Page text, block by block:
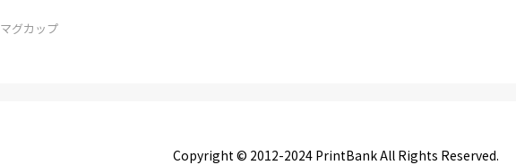
マグカップ
Copyright © 2012-2024 PrintBank All Rights Reserved.